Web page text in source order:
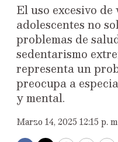
El uso excesivo
adolescentes no
problemas de
sedentarismo
representa un
preocupa a
y mental.
Marzo 14, 2025 12:15 p.